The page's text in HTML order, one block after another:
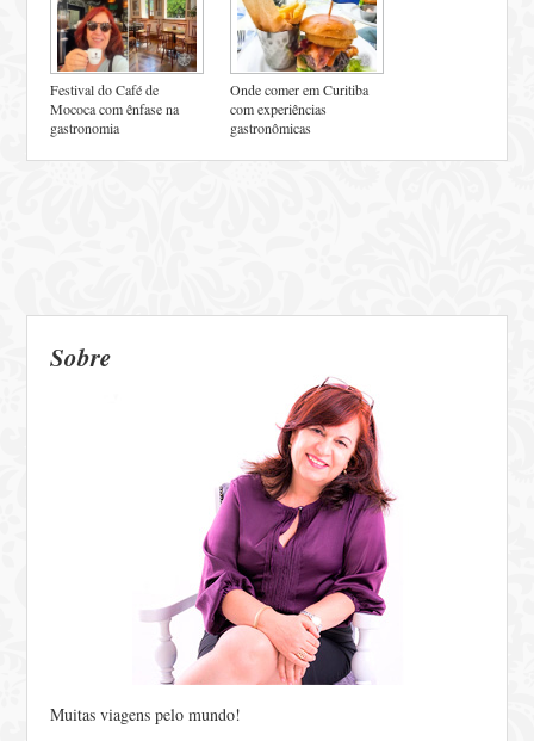
Festival do Café de
Mococa com ênfase na
gastronomia
Onde comer em Curitiba
com experiências
gastronômicas
Sobre
Muitas viagens pelo mundo!